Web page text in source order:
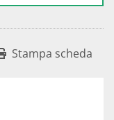
Stampa scheda